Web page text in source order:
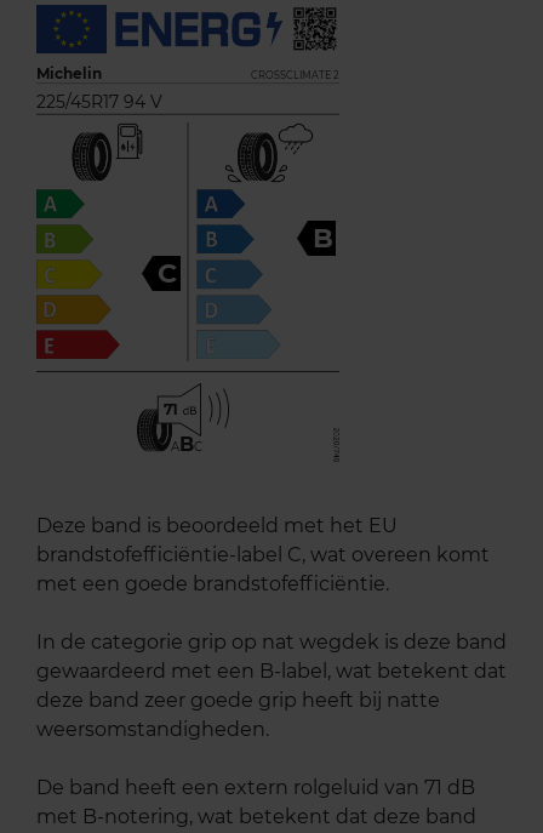
Michelin CROSSCLIMATE 2
225/45R17 94 V
C
B
71
ABC
Deze band is beoordeeld met het EU
brandstofefficiëntie-label C, wat overeen komt
met een goede brandstofefficiëntie.
In de categorie grip op nat wegdek is deze band
gewaardeerd met een B-label, wat betekent dat
deze band zeer goede grip heeft bij natte
weersomstandigheden.
De band heeft een extern rolgeluid van 71 dB
met B-notering, wat betekent dat deze band